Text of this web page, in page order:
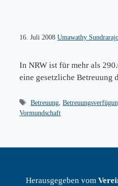
16. Juli 2008 Umawathy
In NRW ist für mehr als
eine gesetzliche Betreuung
Schlagwörter
Betreuung ,
Vormundschaft
Herausgegeben vom